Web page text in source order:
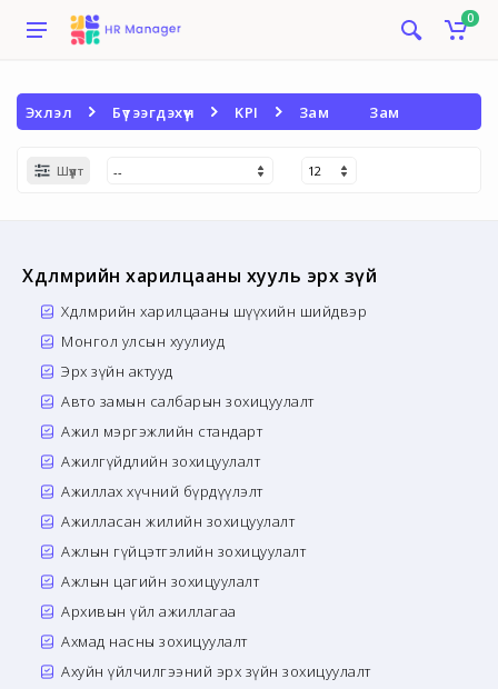
0
Эхлэл Бүтээгдэхүүн KPI Зам Зам
Шүүлт
Хөдөлмөрийн харилцааны хууль эрх зүй
Хөдөлмөрийн харилцааны шүүхийн шийдвэр
Монгол улсын хуулиуд
Эрх зүйн актууд
Авто замын салбарын зохицуулалт
Ажил мэргэжлийн стандарт
Ажилгүйдлийн зохицуулалт
Ажиллах хүчний бүрдүүлэлт
Ажилласан жилийн зохицуулалт
Ажлын гүйцэтгэлийн зохицуулалт
Ажлын цагийн зохицуулалт
Архивын үйл ажиллагаа
Ахмад насны зохицуулалт
Ахуйн үйлчилгээний эрх зүйн зохицуулалт